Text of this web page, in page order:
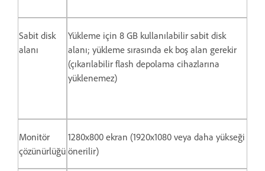
Sabit disk
alanı
Yükleme için 8 GB kullanılabilir sabit disk
alanı; yükleme sırasında ek boş alan gerekir
(çıkarılabilir flash depolama cihazlarına
yüklenemez)
Monitör
çözünürlüğü
1280x800 ekran (1920x1080 veya daha yükseği
önerilir)